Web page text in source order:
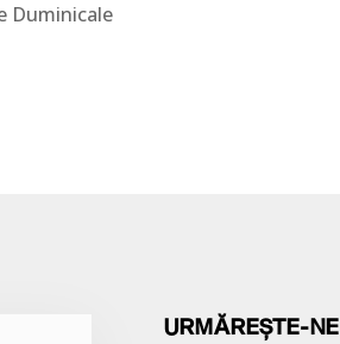
Duminicale
URMĂREȘTE-NE